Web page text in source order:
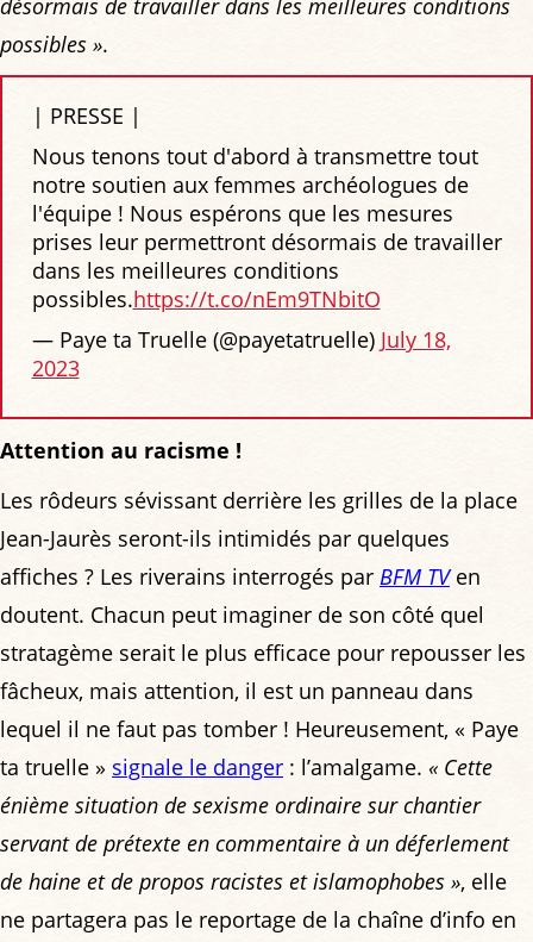
désormais de travailler dans les meilleures conditions
possibles ».
| PRESSE |
Nous tenons tout d'abord à transmettre tout
notre soutien aux femmes archéologues de
l'équipe ! Nous espérons que les mesures
prises leur permettront désormais de travailler
dans les meilleures conditions
possibles.https://t.co/nEm9TNbitO
— Paye ta Truelle (@payetatruelle) July 18,
2023
Attention au racisme !
Les rôdeurs sévissant derrière les grilles de la place
Jean-Jaurès seront-ils intimidés par quelques
affiches ? Les riverains interrogés par BFM TVen
doutent. Chacun peut imaginer de son côté quel
stratagème serait le plus efficace pour repousser les
fâcheux, mais attention, il est un panneau dans
lequel il ne faut pas tomber ! Heureusement, « Paye
ta truelle » signale le danger : l’amalgame. « Cette
énième situation de sexisme ordinaire sur chantier
servant de prétexte en commentaire à un déferlement
de haine et de propos racistes et islamophobes », elle
ne partagera pas le reportage de la chaîne d’info en